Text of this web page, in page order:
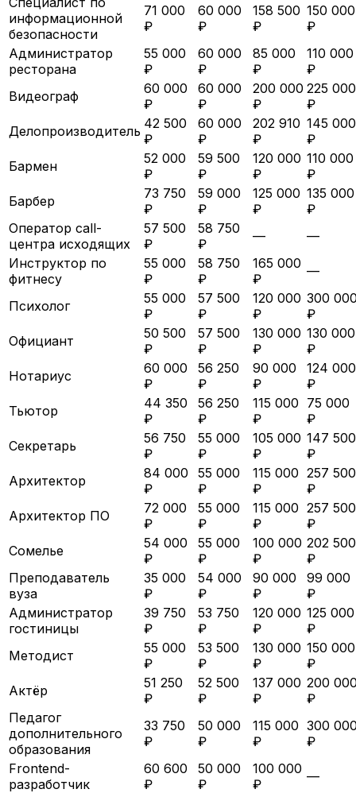
информационной
безопасности
71 000
₽
60 000
₽
158 500
₽
150 000
₽
Администратор
ресторана
55 000
₽
60 000
₽
85 000
₽
110 000
₽
Видеограф
60 000
₽
60 000
₽
200 000
₽
225 000
₽
Делопроизводитель 42 500
₽
60 000
₽
202 910
₽
145 000
₽
Бармен
52 000
₽
59 500
₽
120 000
₽
110 000
₽
Барбер
73 750
₽
59 000
₽
125 000
₽
135 000
₽
Оператор call-
центра исходящих
57 500
₽
58 750
₽
—
—
Инструктор по
фитнесу
55 000
₽
58 750
₽
165 000
₽
—
Психолог
55 000
₽
57 500
₽
120 000
₽
300
₽
Официант
50 500
₽
57 500
₽
130 000
₽
130 000
₽
Нотариус
60 000
₽
56 250
₽
90 000
₽
124 000
₽
Тьютор
44 350
₽
56 250
₽
115 000
₽
75 000
₽
Секретарь
56 750
₽
55 000
₽
105 000
₽
147 500
₽
Архитектор
84 000
₽
55 000
₽
115 000
₽
257 500
₽
Архитектор ПО
72 000
₽
55 000
₽
115 000
₽
257 500
₽
Сомелье
54 000
₽
55 000
₽
100 000
₽
202 500
₽
Преподаватель
вуза
35 000
₽
54 000
₽
90 000
₽
99 000
₽
Администратор
гостиницы
39 750
₽
53 750
₽
120 000
₽
125 000
₽
Методист
55 000
₽
53 500
₽
130 000
₽
150 000
₽
Актёр
51 250
₽
52 500
₽
137 000
₽
200
₽
Педагог
дополнительного
образования
33 750
₽
50 000
₽
115 000
₽
300
₽
Frontend-
разработчик
60 600
₽
50 000
₽
100 000
₽
—